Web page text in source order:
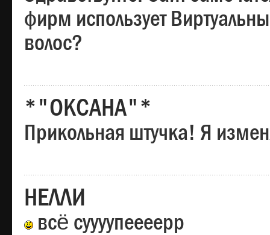
фирм использует
волос?
*"ОКСАНА"*
Прикольная штучка! Я
НЕЛЛИ
всё суууупеееерр